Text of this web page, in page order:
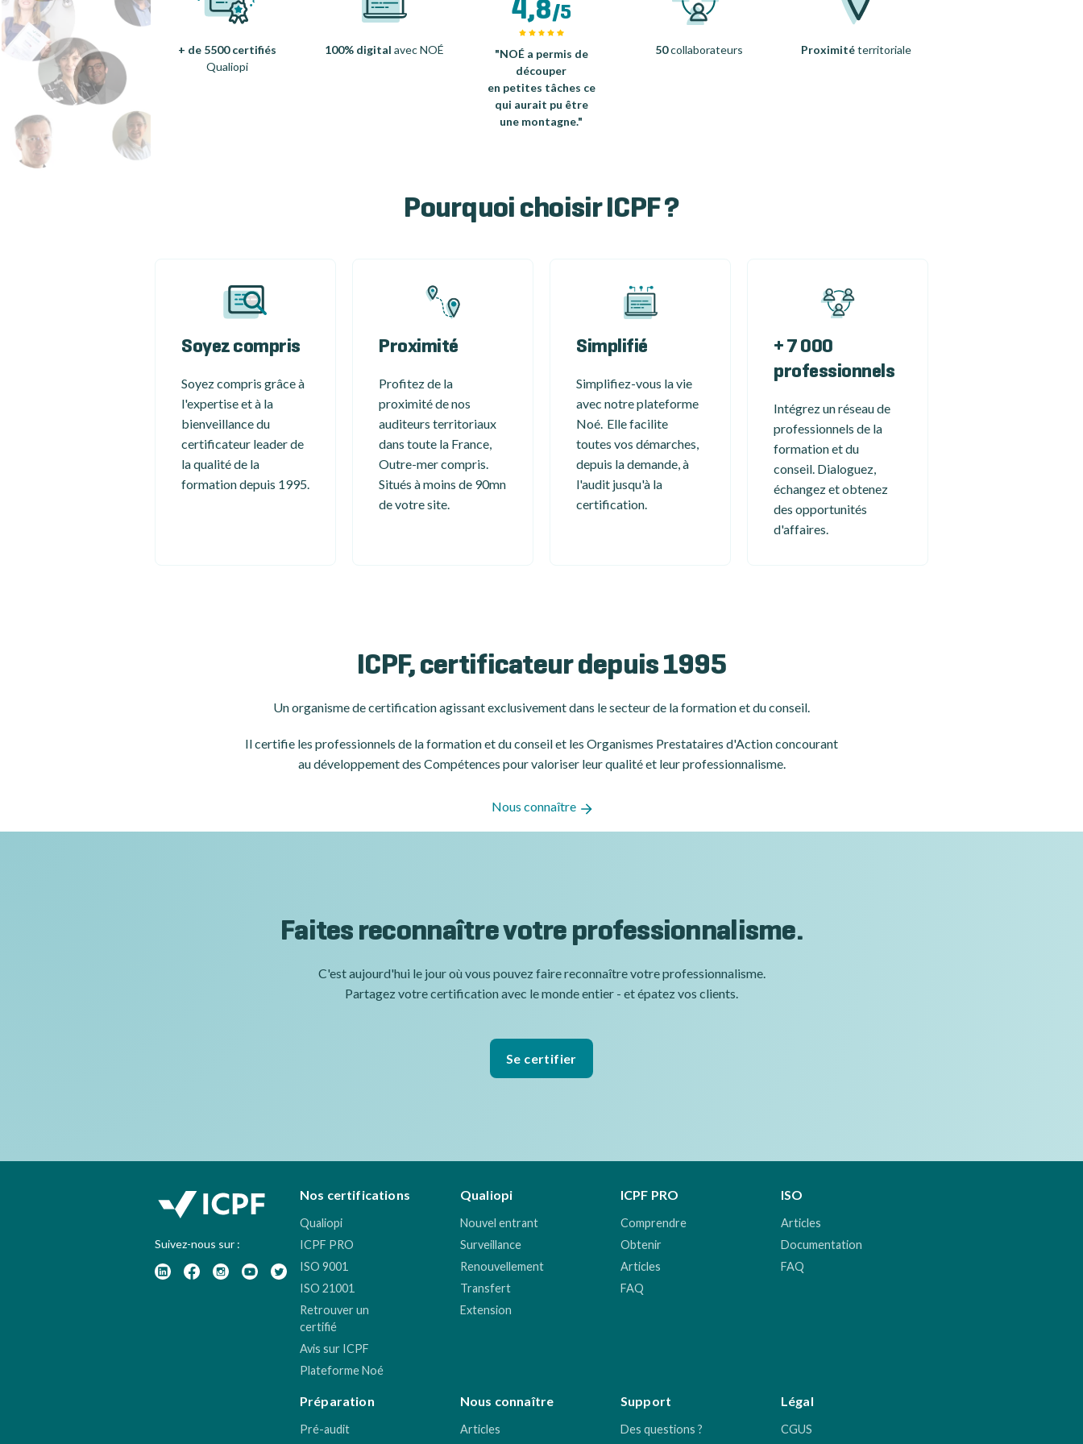
+ de 5500 certifiés
Qualiopi
100% digital avec NOÉ
4,8/5
"NOÉ a permis de
découper
en petites tâches ce
qui aurait pu être
une montagne."
50collaborateurs Proximitéterritoriale
Pourquoi choisir ICPF ?
Soyez compris
Soyez compris grâce à
l'expertise et à la
bienveillance du
certificateur leader de
la qualité de la
formation depuis 1995.
Proximité
Profitez de la
proximité de nos
auditeurs territoriaux
dans toute la France,
Outre-mer compris.
Situés à moins de 90mn
de votre site.
Simplifié
Simplifiez-vous la vie
avec notre plateforme
Noé. Elle facilite
toutes vos démarches,
depuis la demande, à
l'audit jusqu'à la
certification.
+ 7 000
professionnels
Intégrez un réseau de
professionnels de la
formation et du
conseil. Dialoguez,
échangez et obtenez
des opportunités
d'affaires.
ICPF, certificateur depuis 1995
Un organisme de certificationagissant exclusivement dans le secteur de la formation et du conseil.
Il certifie les professionnels de la formation et du conseil et les Organismes Prestataires d'Action concourant
au développement des Compétences pour valoriser leur qualité et leur professionnalisme.
Nous connaître
Faites reconnaître votre professionnalisme.
C'est aujourd'hui le jour où vous pouvez faire reconnaître votre professionnalisme.
Partagez votre certification avec le monde entier - et épatez vos clients.
Se certifier
Suivez-nous sur :
Nos certifications
Qualiopi
ICPF PRO
ISO 9001
ISO 21001
Retrouver un
certifié
Avis sur ICPF
Plateforme Noé
Qualiopi
Nouvel entrant
Surveillance
Renouvellement
Transfert
Extension
ICPF PRO
Comprendre
Obtenir
Articles
FAQ
ISO
Articles
Documentation
FAQ
Préparation
Pré-audit
Nous connaître
Articles
Support
Des questions ?
Légal
CGUS